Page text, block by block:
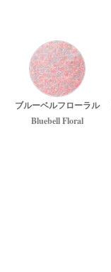
ブルーベルフローラル
Bluebell Floral